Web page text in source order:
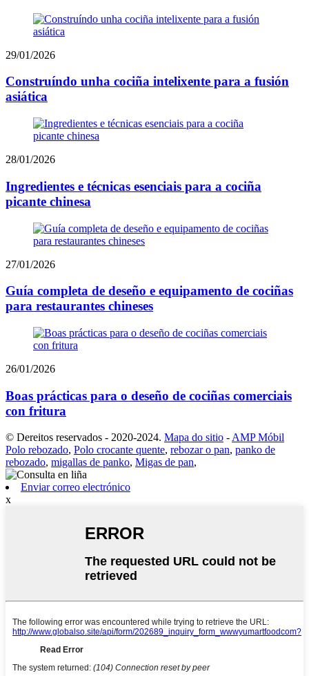
29/01/2026
Construíndo unha cociña intelixente para a fusión
asiática
28/01/2026
Ingredientes e técnicas esenciais para a cociña
picante chinesa
27/01/2026
Guía completa de deseño e equipamento de cociñas
para restaurantes chineses
26/01/2026
Boas prácticas para o deseño de cociñas comerciais
con fritura
© Dereitos reservados - 2020-2024. Mapa do sitio -AMP Móbil
Polo rebozado, Polo crocante quente, rebozar o pan, panko de
rebozado, migallas de panko, Migas de pan,
Enviar correo electrónico
x